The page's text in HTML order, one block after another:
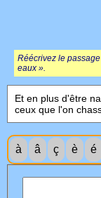
Réécrivez le
eaux ».
à
â ç è é